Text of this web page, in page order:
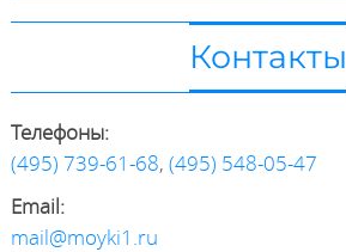
Контакты
Телефоны:
(495) 739-61-68, (495) 548-05-47
Email:
mail@moyki1.ru